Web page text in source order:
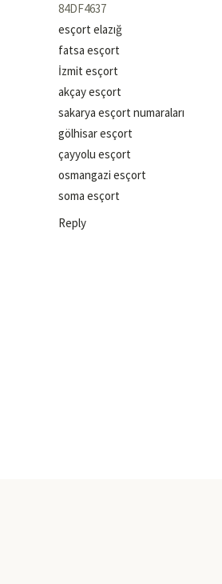
84DF4637
esçort elazığ
fatsa esçort
İzmit esçort
akçay esçort
sakarya esçort numaraları
gölhisar esçort
çayyolu esçort
osmangazi esçort
soma esçort
Reply